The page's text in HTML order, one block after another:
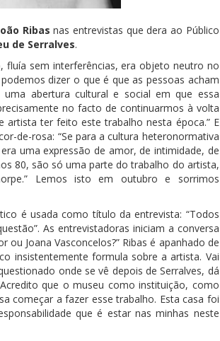
Ribas nas entrevistas que dera ao Público
de Serralves.
fluía sem interferências, era objeto neutro no
dizer o que é que as pessoas acham
abertura cultural e social em que essa
no facto de continuarmos à volta
artista ter feito este trabalho nesta época.” E
de-rosa: “Se para a cultura heteronormativa
uma expressão de amor, de intimidade, de
80, são só uma parte do trabalho do artista,
Lemos isto em outubro e sorrimos
é usada como título da entrevista: “Todos
As entrevistadoras iniciam a conversa
Joana Vasconcelos?” Ribas é apanhado de
insistentemente formula sobre a artista. Vai
onde se vê depois de Serralves, dá
que o museu como instituição, como
começar a fazer esse trabalho. Esta casa foi
que é estar nas minhas neste